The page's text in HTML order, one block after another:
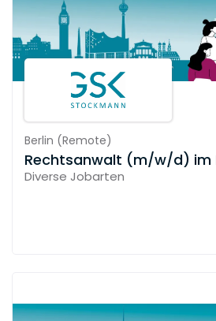
Berlin (Remote)
Rechtsanwalt (m/w/d) im
Diverse Jobarten